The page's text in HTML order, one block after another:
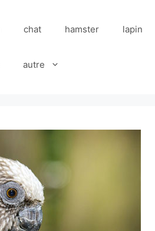
chat hamster lapin
autre